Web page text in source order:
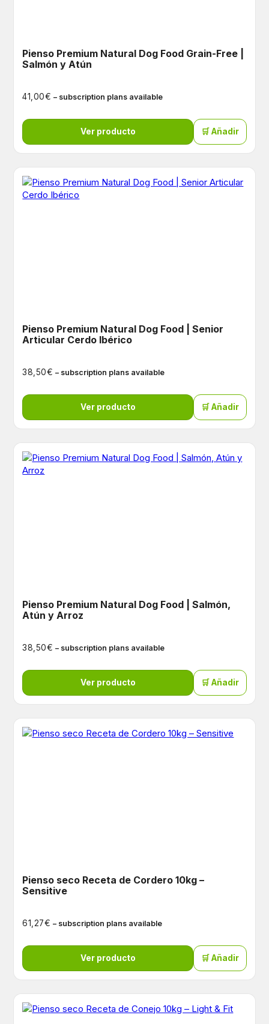
Pienso Premium Natural Dog Food Grain-Free |
Salmón y Atún
41,00€ – subscription plans available
Ver producto 🛒 Añadir
Pienso Premium Natural Dog Food | Senior
Articular Cerdo Ibérico
38,50€ – subscription plans available
Ver producto 🛒 Añadir
Pienso Premium Natural Dog Food | Salmón,
Atún y Arroz
38,50€ – subscription plans available
Ver producto 🛒 Añadir
Pienso seco Receta de Cordero 10kg –
Sensitive
61,27€ – subscription plans available
Ver producto 🛒 Añadir